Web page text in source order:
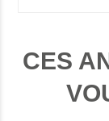
CES